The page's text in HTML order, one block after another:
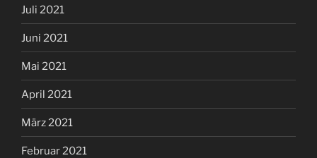
Juli 2021
Juni 2021
Mai 2021
April 2021
März 2021
Februar 2021